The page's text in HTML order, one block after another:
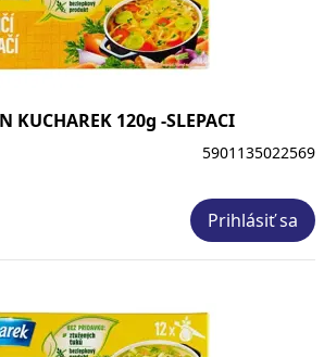
KUCHAREK 120g -SLEPACI
5901135022569
Prihlásiť sa